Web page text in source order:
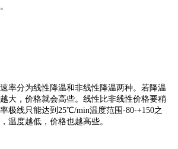
分为线性降温和非线性降温两种。若降温
大，价格就会高些。线性比非线性价格要稍
极线只能达到25℃/min温度范围-80-+150之
温度越低，价格也越高些。